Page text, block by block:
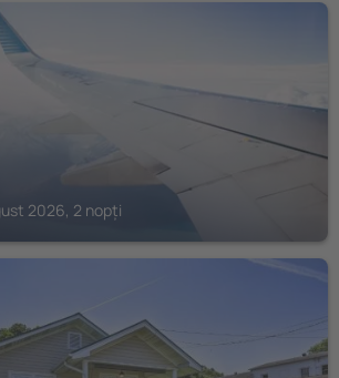
2026, 2 nopți